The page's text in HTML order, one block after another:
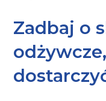
Zadbaj o